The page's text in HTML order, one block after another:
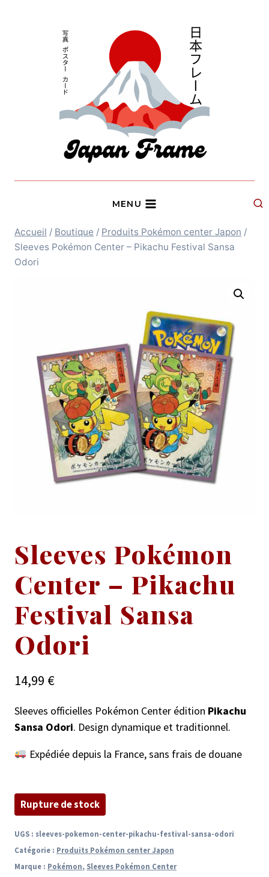
MENU
Accueil / Boutique / Produits Pokémon center Japon /
Sleeves Pokémon Center – Pikachu Festival Sansa
Odori
Sleeves Pokémon
Center – Pikachu
Festival Sansa
Odori
14,99 €
Sleeves officielles Pokémon Center édition Pikachu
Sansa Odori. Design dynamique et traditionnel.
Expédiée depuis la France, sans frais de douane
Rupture de stock
UGS : sleeves-pokemon-center-pikachu-festival-sansa-odori
Catégorie : Produits Pokémon center Japon
Marque : Pokémon, Sleeves Pokémon Center